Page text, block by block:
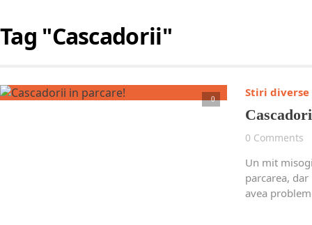
Tag "Cascadorii"
0
Citește articolul complet Stiri diverse
0 Comments
Un mit
parcarea,
avea